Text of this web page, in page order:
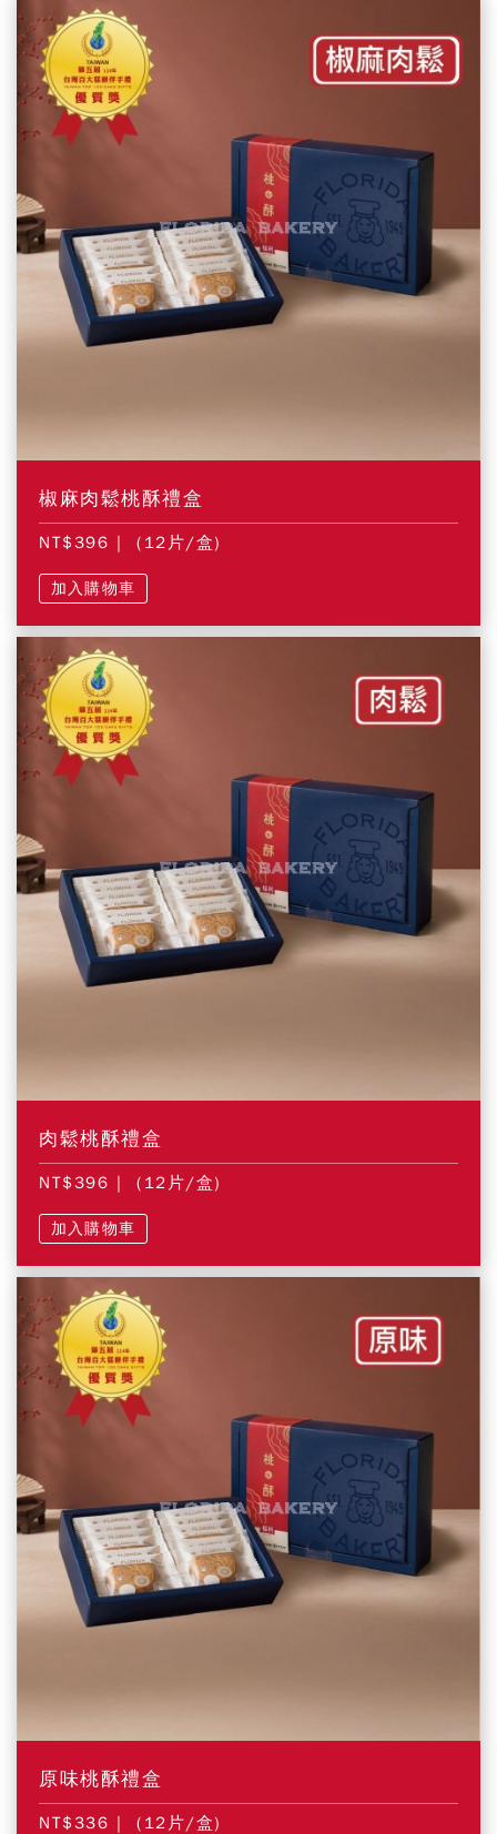
椒麻肉鬆桃酥禮盒
NT$396 | (12片/盒)
加入購物車
肉鬆桃酥禮盒
NT$396 | (12片/盒)
加入購物車
原味桃酥禮盒
NT$336 | (12片/盒)